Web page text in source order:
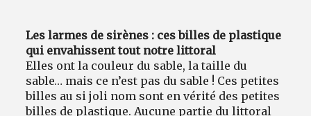
Les larmes de sirènes : ces billes de plastique
qui envahissent tout notre littoral
Elles ont la couleur du sable, la taille du
sable… mais ce n’est pas du sable ! Ces petites
billes au si joli nom sont en vérité des petites
billes de plastique. Aucune partie du littoral